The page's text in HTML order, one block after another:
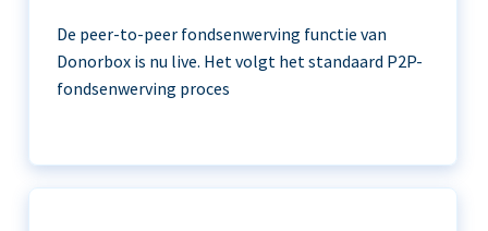
De peer-to-peer fondsenwerving functie van
Donorbox is nu live. Het volgt het standaard P2P-
fondsenwerving proces